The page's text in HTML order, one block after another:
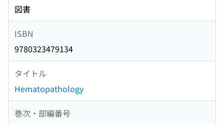
図書
ISBN
9780323479134
タイトル
Hematopathology
巻次・部編番号